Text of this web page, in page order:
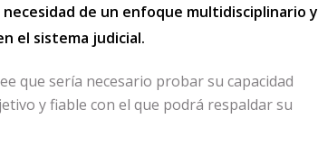
de un enfoque multidisciplinario y
el sistema judicial.
que sería necesario probar su capacidad
y fiable con el que podrá respaldar su